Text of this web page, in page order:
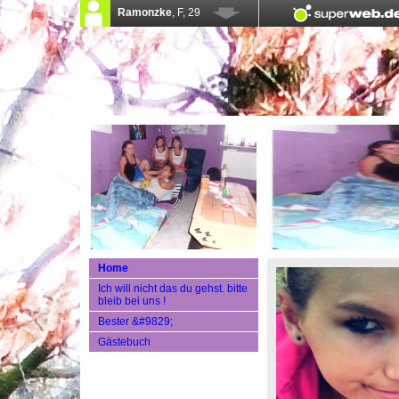
Home
Ich will nicht das du gehst. bitte
bleib bei uns !
Bester &#9829;
Gästebuch